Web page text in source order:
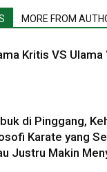
MORE FROM
Kritis VS Ulama
di Pinggang,
Karate yang
Justru Makin